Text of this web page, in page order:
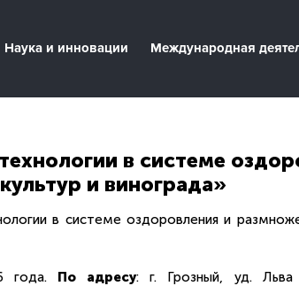
Наука и инновации Международная
в системе
и винограда»
в системе оздоровления и
года. По адресу: г. Грозный, уд.